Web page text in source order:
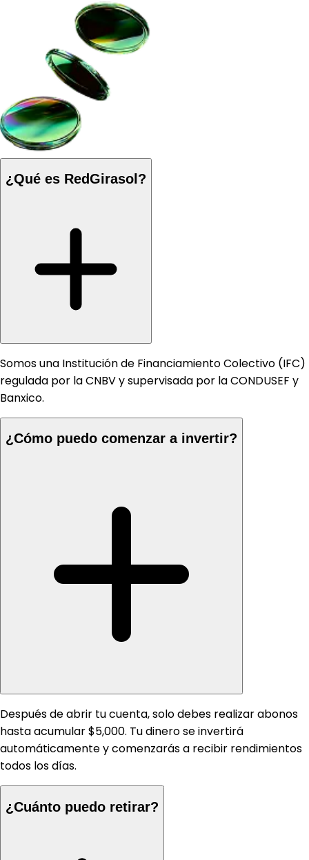
¿Qué es RedGirasol?
Somos una Institución de Financiamiento Colectivo (IFC)
regulada por la CNBV y supervisada por la CONDUSEF y
Banxico.
¿Cómo puedo comenzar a invertir?
Después de abrir tu cuenta, solo debes realizar abonos
hasta acumular $5,000. Tu dinero se invertirá
automáticamente y comenzarás a recibir rendimientos
todos los días.
¿Cuánto puedo retirar?